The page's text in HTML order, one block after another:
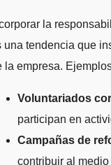
la
una tendencia que
la empresa.
Voluntariados
participan en
Campañas de
contribuir al